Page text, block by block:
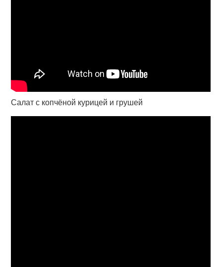
Салат с копчёной курицей и грушей